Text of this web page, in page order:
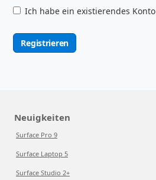
Ich habe ein existierendes Konto
Registrieren
Neuigkeiten
Surface Pro 9
Surface Laptop 5
Surface Studio 2+